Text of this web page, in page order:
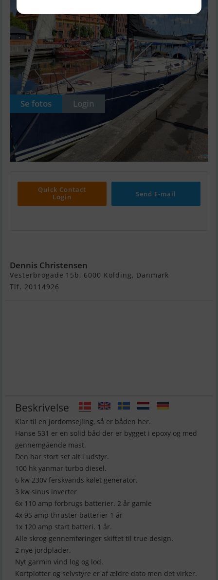
Se fotos Login
Quick Contact
Login
Send E-mail
Dennis Christensen
Vesterbrogade 15b, 6000 Kolding, Danmark
Tlf. 20114926
Beskrivelse
Klar til en jordomsejling, så er båden her.
Hanse 531 er en solid båd der er bygget i epoxy og med
gennemgående mast.
Den har stort set alt i udstyr.
100 hk yanmar turbo diesel.
6 kw 230v ferskvands kølet generator.
3 kw sinus inverter
6x 110 amp forbrugs batterier. 2 år gamle
4x 95 amp thruster batterier 1 år
1x 120 amp start batteri. 1 år.
Alle skrog gennemføringer skiftet til true design.
2 nye jordplader.
Nyt garmin vind log og lod.
Kortplotter og selvstyre er af ældre dato men det virker.